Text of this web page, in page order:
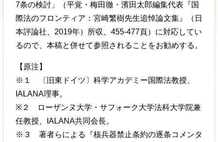
7条の検討」（平覚・梅田徹・濱田太郎編集代表『国
際法のフロンティア：宮崎繁樹先生追悼論文集』（日
本評論社、2019年）所収、455-477頁）に対応してい
るので、本稿と併せて参照されることをお勧めする。
【原注】
※１ 〔旧東ドイツ〕科学アカデミー国際法教授、
IALANA理事。
※２ ローザンヌ大学・サフォーク大学法科大学院兼
任教授、IALANA共同会長。
※３ 著者らによる『核兵器禁止条約の逐条コメンタ